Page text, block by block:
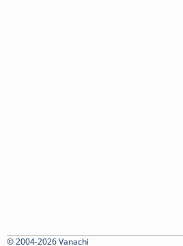
© 2004-2026 Vanachi